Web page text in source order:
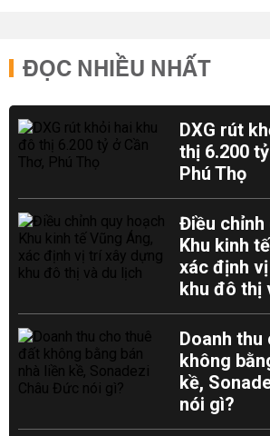
ĐỌC NHIỀU NHẤT
DXG rút
thị 6.200
Phú Thọ
Điều chỉnh
Khu kinh
xác định
khu đô thị
Doanh
không
kề,
nói gì?